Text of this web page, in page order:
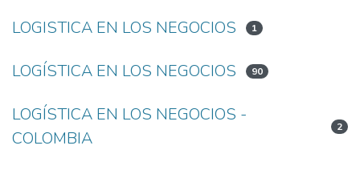
LOGISTICA EN LOS NEGOCIOS 1
LOGÍSTICA EN LOS NEGOCIOS 90
LOGÍSTICA EN LOS NEGOCIOS -
COLOMBIA
2